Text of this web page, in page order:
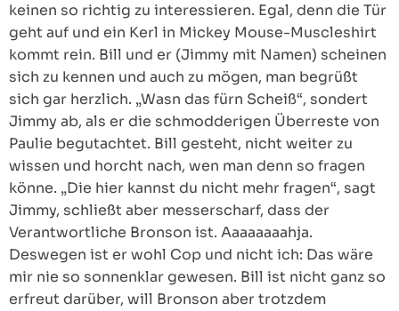
keinen so richtig zu interessieren. Egal, denn die Tür
geht auf und ein Kerl in Mickey Mouse-Muscleshirt
kommt rein. Bill und er (Jimmy mit Namen) scheinen
sich zu kennen und auch zu mögen, man begrüßt
sich gar herzlich. „Wasn das fürn Scheiß“, sondert
Jimmy ab, als er die schmodderigen Überreste von
Paulie begutachtet. Bill gesteht, nicht weiter zu
wissen und horcht nach, wen man denn so fragen
könne. „Die hier kannst du nicht mehr fragen“, sagt
Jimmy, schließt aber messerscharf, dass der
Verantwortliche Bronson ist. Aaaaaaaahja.
Deswegen ist er wohl Cop und nicht ich: Das wäre
mir nie so sonnenklar gewesen. Bill ist nicht ganz so
erfreut darüber, will Bronson aber trotzdem